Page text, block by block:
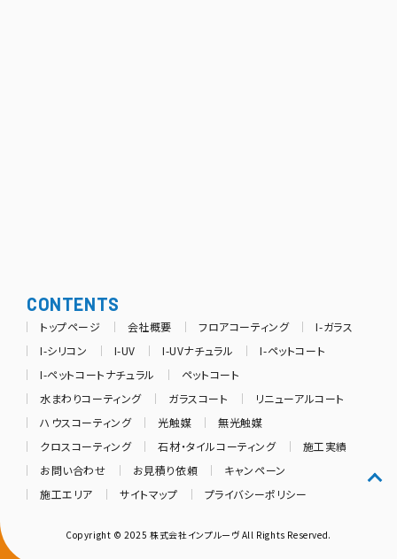
CONTENTS
トップページ 会社概要 フロアコーティング
I-ガラス
I-シリコン
I-UV I-UVナチュラル
I-ペットコート
I-ペットコートナチュラル
ペットコート
水まわりコーティング
ガラスコート
リニューアルコート
ハウスコーティング
光触媒
無光触媒
クロスコーティング
石材・タイルコーティング
施工実績
お問い合わせ
お見積り依頼
キャンペーン
施工エリア
サイトマップ プライバシーポリシー
Copyright © 2025 株式会社インプルーヴ All Rights Reserved.